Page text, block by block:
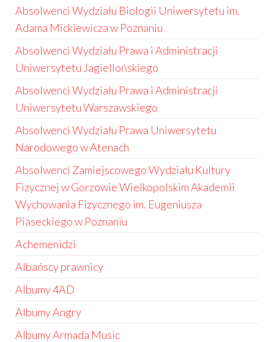
Absolwenci Wydziału Biologii Uniwersytetu im.
Adama Mickiewicza w Poznaniu
Absolwenci Wydziału Prawa i Administracji
Uniwersytetu Jagiellońskiego
Absolwenci Wydziału Prawa i Administracji
Uniwersytetu Warszawskiego
Absolwenci Wydziału Prawa Uniwersytetu
Narodowego w Atenach
Absolwenci Zamiejscowego Wydziału Kultury
Fizycznej w Gorzowie Wielkopolskim Akademii
Wychowania Fizycznego im. Eugeniusza
Piaseckiego w Poznaniu
Achemenidzi
Albańscy prawnicy
Albumy 4AD
Albumy Angry
Albumy Armada Music